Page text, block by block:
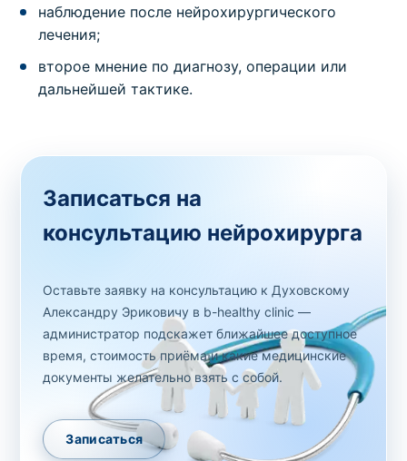
наблюдение после нейрохирургического
лечения;
второе мнение по диагнозу, операции или
дальнейшей тактике.
Записаться на
консультацию нейрохирурга
Оставьте заявку на консультацию к Духовскому
Александру Эриковичу в b-healthy clinic —
администратор подскажет ближайшее доступное
время, стоимость приёма и какие медицинские
документы желательно взять с собой.
Записаться